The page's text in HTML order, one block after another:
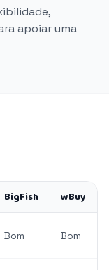
apoiar uma
BigFish wBuy
Bom Bom